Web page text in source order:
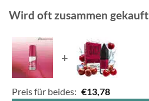
Wird oft zusammen gekauft
+
Preis für beides: €13,78